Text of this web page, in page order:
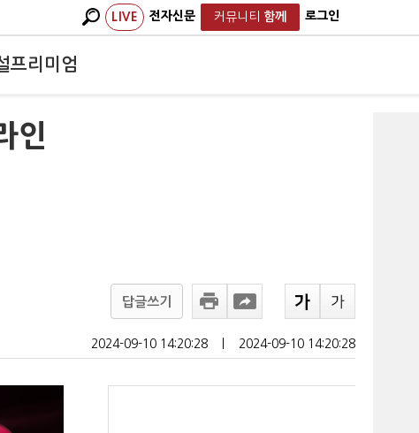
LIVE 전자신문 커뮤니티 함께 로그인
프리미엄
인
답글쓰기
2024-09-10 14:20:28 2024-09-10 14:20:28